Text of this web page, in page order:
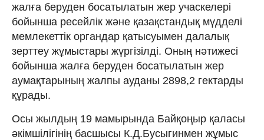
жалға беруден босатылатын жер учаскелері
бойынша ресейлік және қа­зақстандық мүдделі
мемлекеттік органдар қатысуымен далалық
зерттеу жұ­мыстары жүргізілді. Оның нәтижесі
бойынша жалға беруден босатылатын жер
аумақтарының жалпы ауданы 2898,2 гектарды
құрады.
Осы жылдың 19 мамырында Байқоңыр қаласы
әкімшілігінің басшысы К.Д.Бусыгинмен жұмыс